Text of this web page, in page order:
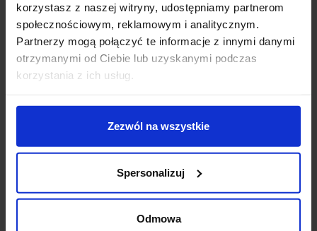
korzystasz z naszej witryny, udostępniamy partnerom
społecznościowym, reklamowym i analitycznym.
Partnerzy mogą połączyć te informacje z innymi danymi
otrzymanymi od Ciebie lub uzyskanymi podczas
korzystania z ich usług.
Zezwól na wszystkie
Spersonalizuj
Odmowa
LEDECCO DOMO LED
ES111 biała 10W 4000K
139,99 zł 119,99 zł
Ściemnialna żarówka
LED GU10 barwa
2200K, 3000K, 4000K
Promocja Promocja